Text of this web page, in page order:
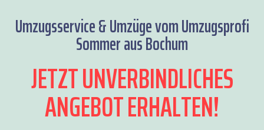
Umzugsservice & Umzüge vom Umzugsprofi
Sommer aus Bochum
JETZT UNVERBINDLICHES
ANGEBOT ERHALTEN!